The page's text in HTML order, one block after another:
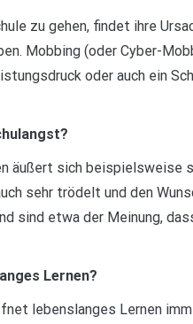
zu gehen, findet ihre
Mobbing (oder Cyber-
oder auch ein
äußert sich beispielsweise
sehr trödelt und den
sind etwa der Meinung,
Lernen?
lebenslanges Lernen